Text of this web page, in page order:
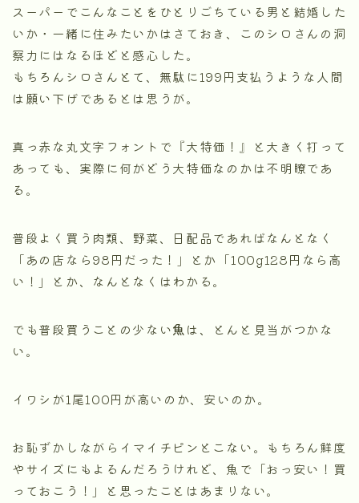
スーパーでこんなことをひとりごちている男と結婚した
いか・一緒に住みたいかはさておき、このシロさんの洞
察力にはなるほどと感心した。
もちろんシロさんとて、無駄に199円支払うような人間
は願い下げであるとは思うが。
真っ赤な丸文字フォントで『大特価！』と大きく打って
あっても、実際に何がどう大特価なのかは不明瞭であ
る。
普段よく買う肉類、野菜、日配品であればなんとなく
「あの店なら98円だった！」とか「100g128円なら高
い！」とか、なんとなくはわかる。
でも普段買うことの少ない魚 は、とんと見当がつかな
い。
イワシが1尾100円が高いのか、安いのか。
お恥ずかしながらイマイチピンとこない。もちろん鮮度
やサイズにもよるんだろうけれど、魚で「おっ安い！買
っておこう！」と思ったことはあまりない。